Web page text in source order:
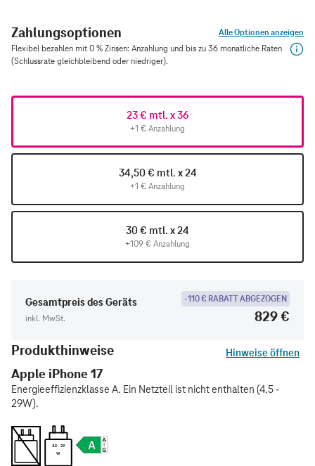
Zahlungsoptionen
Alle Optionen anzeigen
Flexibel bezahlen mit 0 % Zinsen: Anzahlung und bis zu 36 monatliche Raten
(Schlussrate gleichbleibend oder niedriger).
23 € mtl. x 36
+1 € Anzahlung
34,50 € mtl. x 24
+1 € Anzahlung
30 € mtl. x 24
+109 € Anzahlung
Gesamtpreis des Geräts
inkl. MwSt.
-110 € RABATT ABGEZOGEN
829 €
Produkthinweise
Hinweise öffnen
Apple iPhone 17
Energieeffizienzklasse A. Ein Netzteil ist nicht enthalten (4.5 -
29W).
4.5 - 29
W